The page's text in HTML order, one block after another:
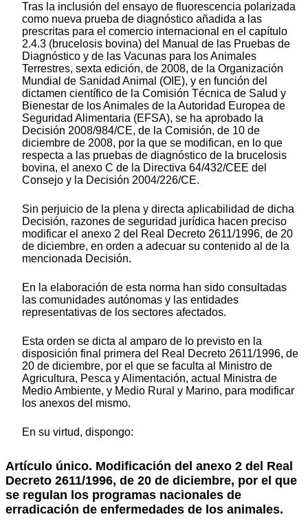
Tras la inclusión del ensayo de fluorescencia polarizada
como nueva prueba de diagnóstico añadida a las
prescritas para el comercio internacional en el capítulo
2.4.3 (brucelosis bovina) del Manual de las Pruebas de
Diagnóstico y de las Vacunas para los Animales
Terrestres, sexta edición, de 2008, de la Organización
Mundial de Sanidad Animal (OIE), y en función del
dictamen científico de la Comisión Técnica de Salud y
Bienestar de los Animales de la Autoridad Europea de
Seguridad Alimentaria (EFSA), se ha aprobado la
Decisión 2008/984/CE, de la Comisión, de 10 de
diciembre de 2008, por la que se modifican, en lo que
respecta a las pruebas de diagnóstico de la brucelosis
bovina, el anexo C de la Directiva 64/432/CEE del
Consejo y la Decisión 2004/226/CE.
Sin perjuicio de la plena y directa aplicabilidad de dicha
Decisión, razones de seguridad jurídica hacen preciso
modificar el anexo 2 del Real Decreto 2611/1996, de 20
de diciembre, en orden a adecuar su contenido al de la
mencionada Decisión.
En la elaboración de esta norma han sido consultadas
las comunidades autónomas y las entidades
representativas de los sectores afectados.
Esta orden se dicta al amparo de lo previsto en la
disposición final primera del Real Decreto 2611/1996, de
20 de diciembre, por el que se faculta al Ministro de
Agricultura, Pesca y Alimentación, actual Ministra de
Medio Ambiente, y Medio Rural y Marino, para modificar
los anexos del mismo.
En su virtud, dispongo:
Artículo único. Modificación del anexo 2 del Real
Decreto 2611/1996, de 20 de diciembre, por el que
se regulan los programas nacionales de
erradicación de enfermedades de los animales.